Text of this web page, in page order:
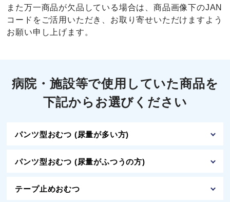
また万一商品が欠品している場合は、商品画像下のJAN
コードをご活用いただき、お取り寄せいただけますよう
お願い申し上げます。
病院・施設等で使用していた商品を
下記からお選びください
パンツ型おむつ (尿量が多い方)
パンツ型おむつ (尿量がふつうの方)
テープ止めおむつ